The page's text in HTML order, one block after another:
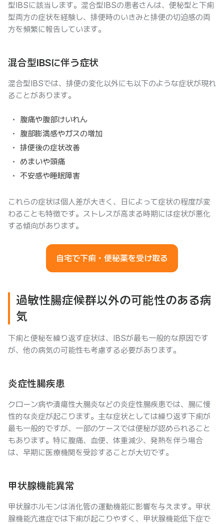
型IBSに該当します。混合型IBSの患者さんは、便秘型と下痢
型両方の症状を経験し、排便時のいきみと排便の切迫感の両
方を頻繁に報告しています。
混合型IBSに伴う症状
混合型IBSでは、排便の変化以外にも以下のような症状が現れ
ることがあります。
腹痛や腹部けいれん
腹部膨満感やガスの増加
排便後の症状改善
めまいや頭痛
不安感や睡眠障害
これらの症状は個人差が大きく、日によって症状の程度が変
わることも特徴です。ストレスが高まる時期には症状が悪化
する傾向があります。
自宅で下痢・便秘薬を受け取る
過敏性腸症候群以外の可能性のある病
気
下痢と便秘を繰り返す症状は、IBSが最も一般的な原因です
が、他の病気の可能性も考慮する必要があります。
炎症性腸疾患
クローン病や潰瘍性大腸炎などの炎症性腸疾患では、腸に慢
性的な炎症が起こります。主な症状としては繰り返す下痢が
最も一般的ですが、一部のケースでは便秘が認められること
もあります。特に腹痛、血便、体重減少、発熱を伴う場合
は、早期に医療機関を受診することが大切です。
甲状腺機能異常
甲状腺ホルモンは消化管の運動機能に影響を与えます。甲状
腺機能亢進症では下痢が起こりやすく、甲状腺機能低下症で